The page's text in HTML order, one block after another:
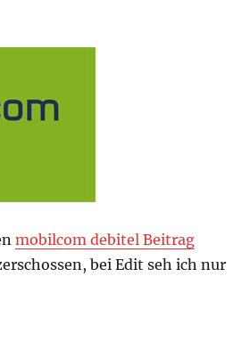
mobilcom debitel Beitrag
bei Edit seh ich nur